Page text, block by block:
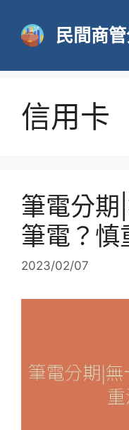
民間商
信用卡
筆電分期
筆電？慎
2023/02/07